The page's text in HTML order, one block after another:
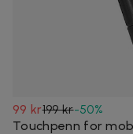
99 kr199 kr-50%
Touchpenn for